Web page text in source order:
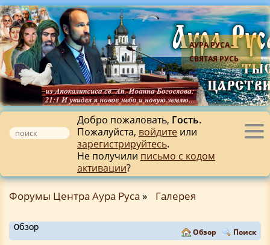
АУРА РУСА -
СВЯТАЯ РУСЬ
Добро пожаловать, Гость.
Пожалуйста, войдите или
зарегистрируйтесь.
Не получили письмо с кодом
активации?
Форумы Центра Аура Руса » Галерея
Обзор
Обзор Поиск